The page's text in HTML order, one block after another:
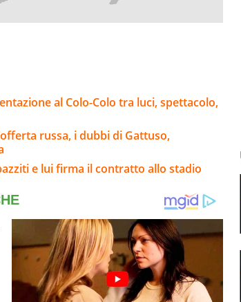
al Colo-Colo tra luci, spettacolo,
russa, i dubbi di Gattuso,
e lui firma il contratto allo stadio